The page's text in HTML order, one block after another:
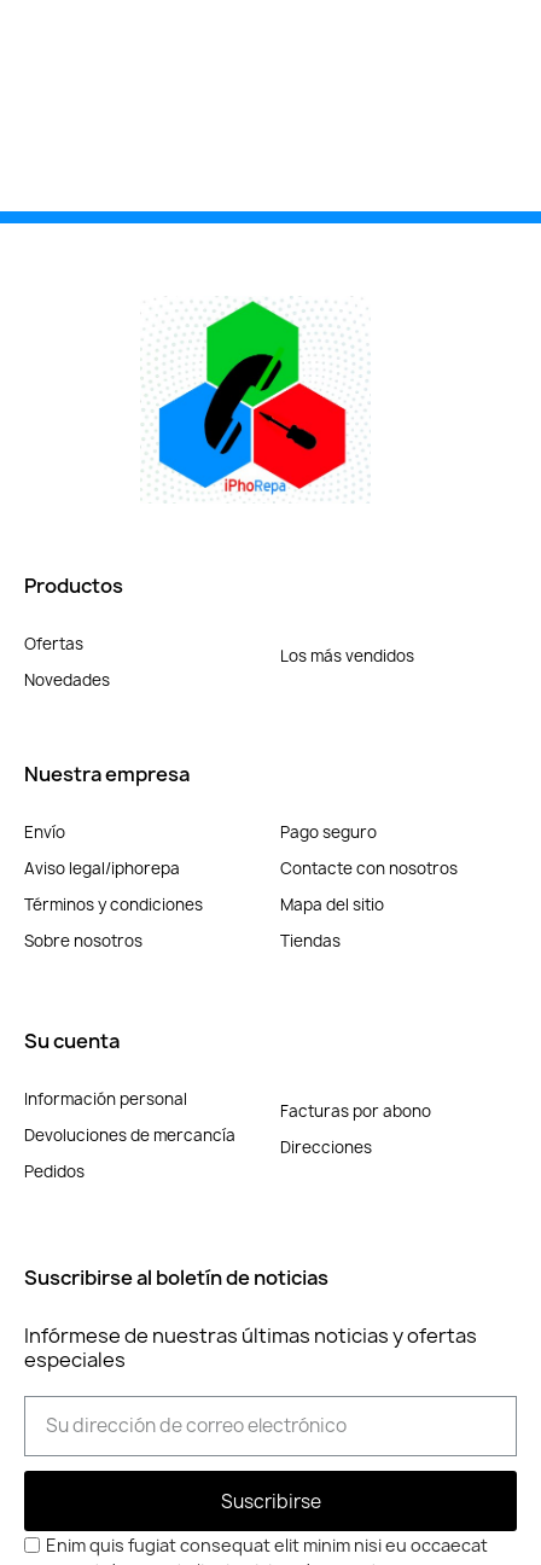
Productos
Ofertas
Novedades
Los más vendidos
Nuestra empresa
Envío
Aviso legal/iphorepa
Términos y condiciones
Sobre nosotros
Pago seguro
Contacte con nosotros
Mapa del sitio
Tiendas
Su cuenta
Información personal
Devoluciones de mercancía
Pedidos
Facturas por abono
Direcciones
Suscribirse al boletín de noticias
Infórmese de nuestras últimas noticias y ofertas
especiales
Suscribirse
Enim quis fugiat consequat elit minim nisi eu occaecat